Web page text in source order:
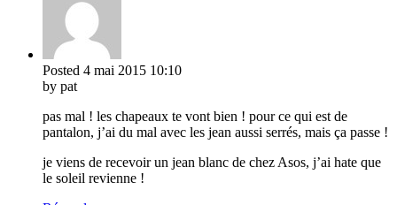
Posted 4 mai 2015 10:10
by pat
pas mal ! les chapeaux te vont bien ! pour ce qui est de
pantalon, j’ai du mal avec les jean aussi serrés, mais ça passe !
je viens de recevoir un jean blanc de chez Asos, j’ai hate que
le soleil revienne !